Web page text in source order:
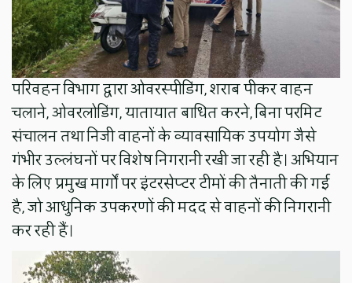
परिवहन विभाग द्वारा ओवरस्पीडिंग, शराब पीकर वाहन
चलाने, ओवरलोडिंग, यातायात बाधित करने, बिना परमिट
संचालन तथा निजी वाहनों के व्यावसायिक उपयोग जैसे
गंभीर उल्लंघनों पर विशेष निगरानी रखी जा रही है। अभियान
के लिए प्रमुख मार्गों पर इंटरसेप्टर टीमों की तैनाती की गई
है, जो आधुनिक उपकरणों की मदद से वाहनों की निगरानी
कर रही हैं।